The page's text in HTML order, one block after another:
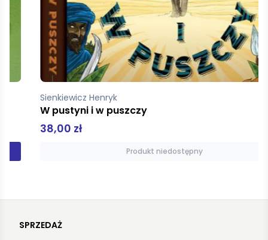
Sienkiewicz Henryk
W pustyni i w puszczy
38,00 zł
Produkt niedostępny
SPRZEDAŻ